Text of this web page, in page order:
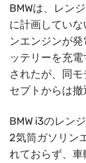
BMWは、レン
に計画してい
ンエンジンが
ッテリーを充
されたが、同
セプトからは撤
BMW i3のレン
2気筒ガソリン
れておらず、